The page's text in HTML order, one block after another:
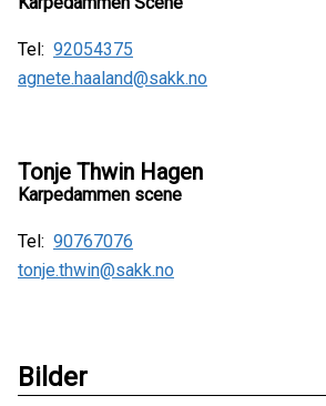
Tel: 92054375
agnete.haaland@sakk.no
Tonje Thwin Hagen
Karpedammen scene
Tel: 90767076
tonje.thwin@sakk.no
Bilder